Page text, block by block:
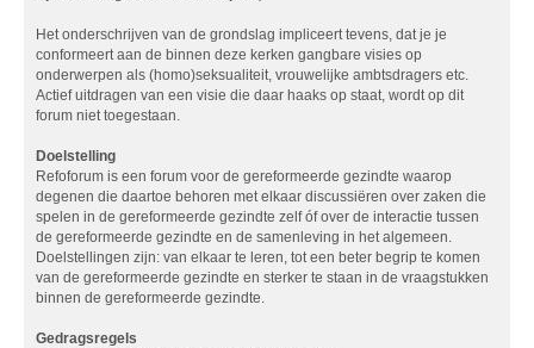
Het onderschrijven van de grondslag impliceert tevens, dat je je
conformeert aan de binnen deze kerken gangbare visies op
onderwerpen als (homo)seksualiteit, vrouwelijke ambtsdragers etc.
Actief uitdragen van een visie die daar haaks op staat, wordt op dit
forum niet toegestaan.
Doelstelling
Refoforum is een forum voor de gereformeerde gezindte waarop
degenen die daartoe behoren met elkaar discussiëren over zaken die
spelen in de gereformeerde gezindte zelf óf over de interactie tussen
de gereformeerde gezindte en de samenleving in het algemeen.
Doelstellingen zijn: van elkaar te leren, tot een beter begrip te komen
van de gereformeerde gezindte en sterker te staan in de vraagstukken
binnen de gereformeerde gezindte.
Gedragsregels